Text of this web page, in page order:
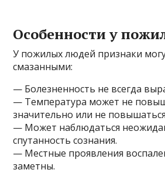
Особенности у
У пожилых людей признаки
смазанными:
— Болезненность не всегда
— Температура может не
значительно или не
— Может наблюдаться
спутанность сознания.
— Местные проявления
заметны.